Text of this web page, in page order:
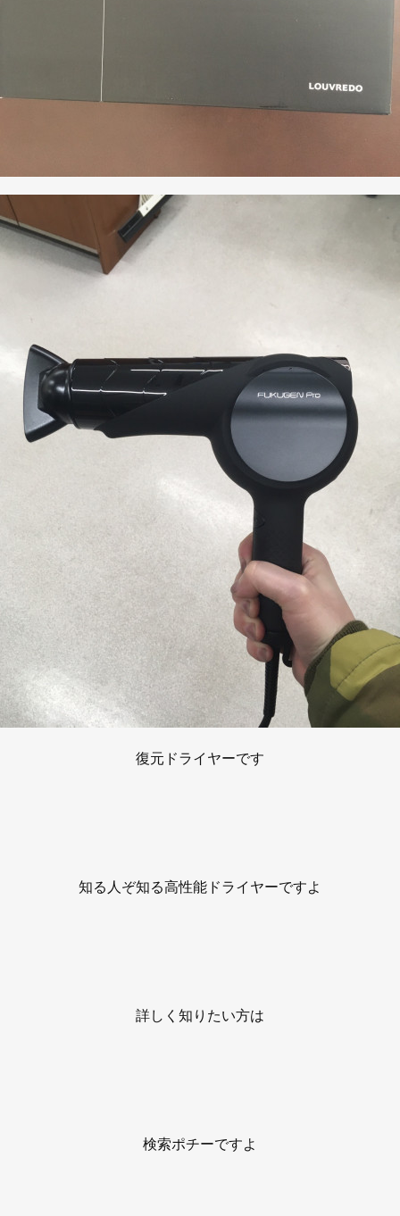
復元ドライヤーです
知る人ぞ知る高性能ドライヤーですよ
詳しく知りたい方は
検索ポチーですよ